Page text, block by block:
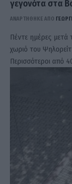
γεγονότα στα
ΑΝΑΡΤΗΘΗΚΕ ΑΠΟ
Πέντε ημέρες μετά
χωριό του
Περισσότεροι από